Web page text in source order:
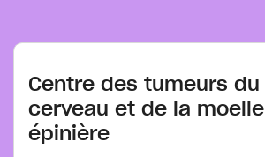
Centre des tumeurs du
cerveau et de la moelle
épinière